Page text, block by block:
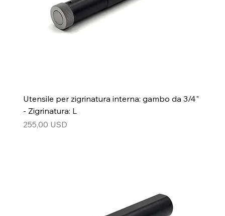
Utensile per zigrinatura interna: gambo da 3/4"
- Zigrinatura: L
Prezzo
255,00 USD